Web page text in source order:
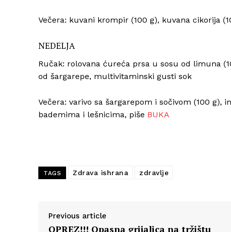
Večera: kuvani krompir (100 g), kuvana cikorija
NEDELJA
Ručak: rolovana ćureća prsa u sosu od limuna
od šargarepe, multivitaminski gusti sok
Večera: varivo sa šargarepom i sočivom (100
bademima i lešnicima, piše BUKA
TAGS Zdrava ishrana zdravlje
Previous article
OPREZ!!! Opasna grijalica na tržištu